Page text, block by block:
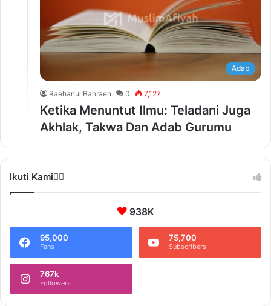
Adab
Raehanul Bahraen 0 7,127
Ketika Menuntut Ilmu: Teladani Juga
Akhlak, Takwa Dan Adab Gurumu
Ikuti Kami❤️‍🔥
938K
95,000
Fans
75,700
Subscribers
767k
Followers